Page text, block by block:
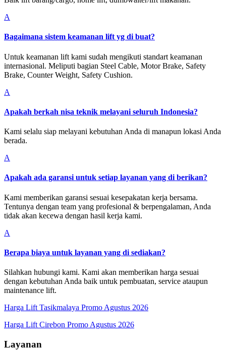
A
Bagaimana sistem keamanan lift yg di buat?
Untuk keamanan lift kami sudah mengikuti standart keamanan
internasional. Meliputi bagian Steel Cable, Motor Brake, Safety
Brake, Counter Weight, Safety Cushion.
A
Apakah berkah nisa teknik melayani seluruh Indonesia?
Kami selalu siap melayani kebutuhan Anda di manapun lokasi Anda
berada.
A
Apakah ada garansi untuk setiap layanan yang di berikan?
Kami memberikan garansi sesuai kesepakatan kerja bersama.
Tentunya dengan team yang profesional & berpengalaman, Anda
tidak akan kecewa dengan hasil kerja kami.
A
Berapa biaya untuk layanan yang di sediakan?
Silahkan hubungi kami. Kami akan memberikan harga sesuai
dengan kebutuhan Anda baik untuk pembuatan, service ataupun
maintenance lift.
Harga Lift Tasikmalaya Promo Agustus 2026
Harga Lift Cirebon Promo Agustus 2026
Layanan